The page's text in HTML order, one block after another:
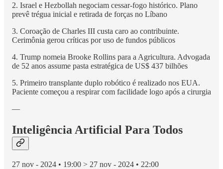
2. Israel e Hezbollah negociam cessar-fogo histórico. Plano
prevê trégua inicial e retirada de forças no Líbano
3. Coroação de Charles III custa caro ao contribuinte.
Cerimônia gerou críticas por uso de fundos públicos
4. Trump nomeia Brooke Rollins para a Agricultura. Advogada
de 52 anos assume pasta estratégica de US$ 437 bilhões
5. Primeiro transplante duplo robótico é realizado nos EUA.
Paciente começou a respirar com facilidade logo após a cirurgia
—
Inteligência Artificial Para Todos
27 nov - 2024 • 19:00 > 27 nov - 2024 • 22:00